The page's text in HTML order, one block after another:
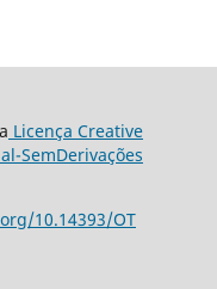
Licença Creative
SemDerivações
10.14393/OT